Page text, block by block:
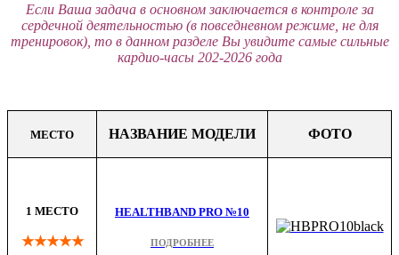
Если Ваша задача в основном заключается в контроле за
сердечной деятельностью (в повседневном режиме, не для
тренировок), то в данном разделе Вы увидите самые сильные
кардио-часы 202-2026 года
МЕСТО НАЗВАНИЕ МОДЕЛИ ФОТО
1 МЕСТО
★★★★★
HEALTHBAND PRO №10
ПОДРОБНЕЕ